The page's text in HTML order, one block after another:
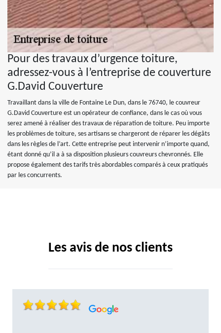
Pour des travaux d’urgence toiture,
adressez-vous à l’entreprise de couverture
G.David Couverture
Travaillant dans la ville de Fontaine Le Dun, dans le 76740, le couvreur
G.David Couverture est un opérateur de confiance, dans le cas où vous
serez amené à réaliser des travaux de réparation de toiture. Peu importe
les problèmes de toiture, ses artisans se chargeront de réparer les dégâts
dans les règles de l’art. Cette entreprise peut intervenir n’importe quand,
étant donné qu’il a à sa disposition plusieurs couvreurs chevronnés. Elle
propose également des tarifs très abordables comparés à ceux pratiqués
par les concurrents.
Les avis de nos clients